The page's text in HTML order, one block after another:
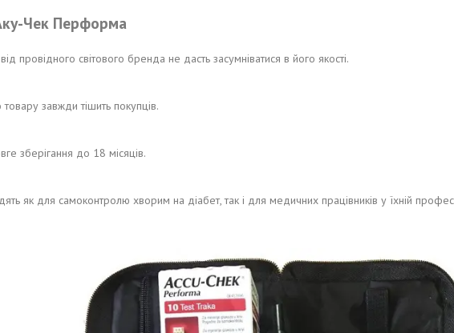
Чек Перформа
провідного світового бренда не дасть засумніватися в його якості.
завжди тішить покупців.
зберігання до 18 місяців.
як для самоконтролю хворим на діабет, так і для медичних працівників у їхній